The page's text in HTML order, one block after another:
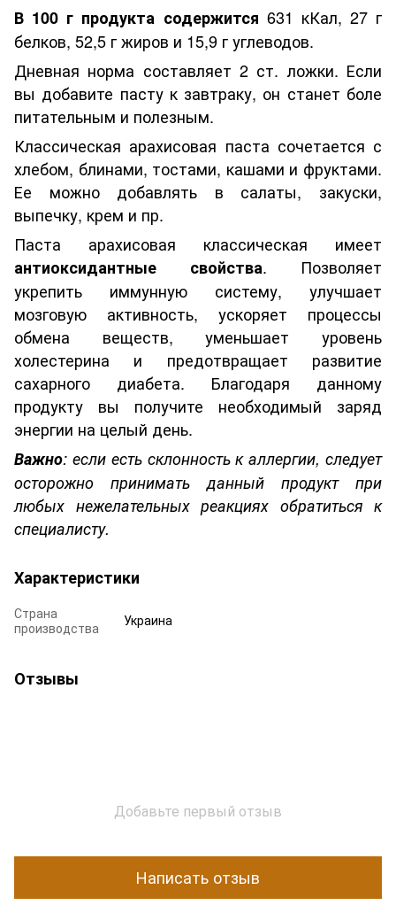
В 100 г продукта содержится 631 кКал, 27 г
белков, 52,5 г жиров и 15,9 г углеводов.
Дневная норма составляет 2 ст. ложки. Если
вы добавите пасту к завтраку, он станет боле
питательным и полезным.
Классическая арахисовая паста сочетается с
хлебом, блинами, тостами, кашами и фруктами.
Ее можно добавлять в салаты, закуски,
выпечку, крем и пр.
Паста арахисовая классическая имеет
антиоксидантные свойства. Позволяет
укрепить иммунную систему, улучшает
мозговую активность, ускоряет процессы
обмена веществ, уменьшает уровень
холестерина и предотвращает развитие
сахарного диабета. Благодаря данному
продукту вы получите необходимый заряд
энергии на целый день.
Важно: если есть склонность к аллергии, следует
осторожно принимать данный продукт при
любых нежелательных реакциях обратиться к
специалисту.
Характеристики
Страна
производства
Украина
Отзывы
Добавьте первый отзыв
Написать отзыв